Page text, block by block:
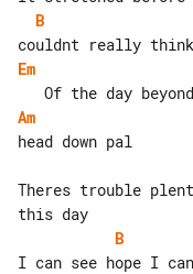
B
Em
Am
Theres trouble
B
I can see hope I